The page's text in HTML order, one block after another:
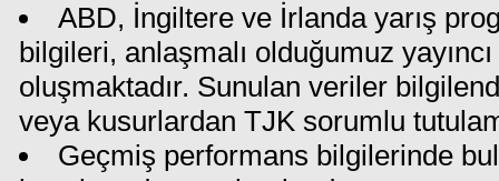
ABD, İngiltere ve İrlanda yarış
bilgileri, anlaşmalı olduğumuz
oluşmaktadır. Sunulan veriler
veya kusurlardan TJK sorumlu
Geçmiş performans bilgilerinde